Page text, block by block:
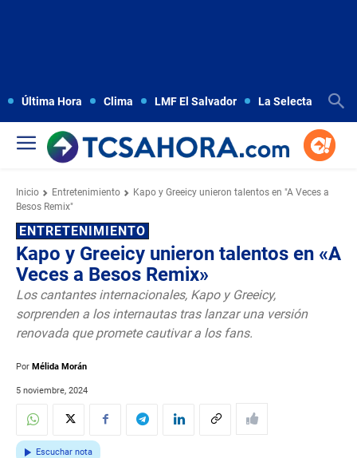
Última Hora Clima LMF El Salvador La Selecta
Inicio Entretenimiento
Kapo y Greeicy unieron talentos en "A Veces a
Besos Remix"
ENTRETENIMIENTO
Kapo y Greeicy unieron talentos en «A
Veces a Besos Remix»
Los cantantes internacionales, Kapo y Greeicy,
sorprenden a los internautas tras lanzar una versión
renovada que promete cautivar a los fans.
Por Mélida Morán
5 noviembre, 2024
Escuchar nota